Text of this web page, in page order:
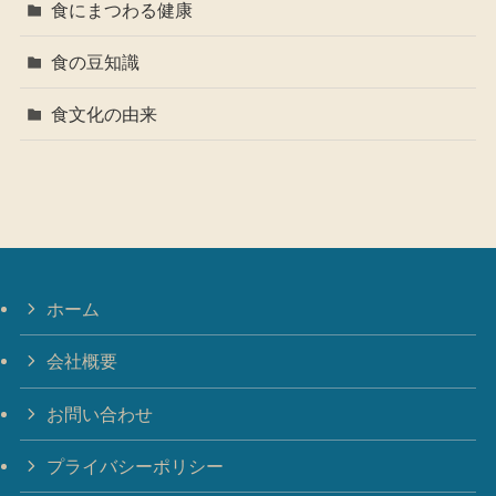
食にまつわる健康
食の豆知識
食文化の由来
ホーム
会社概要
お問い合わせ
プライバシーポリシー